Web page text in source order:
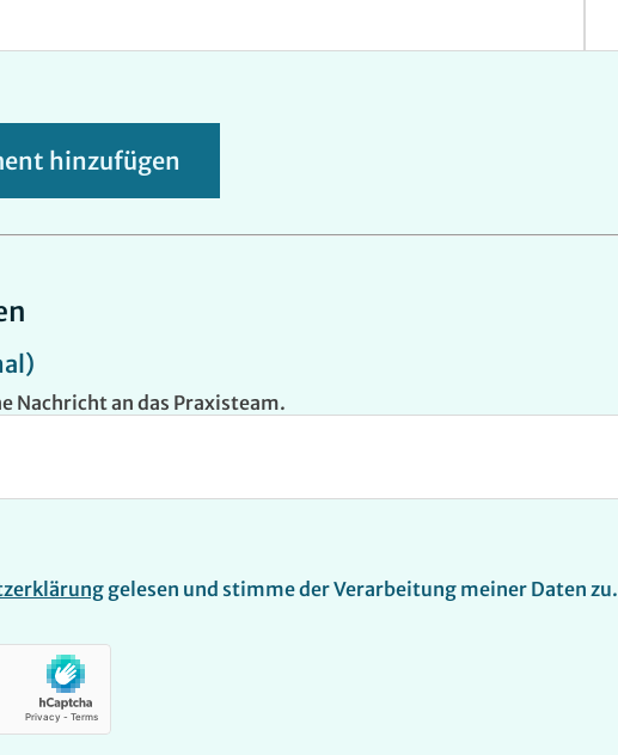
hinzufügen
Nachricht an das Praxisteam.
gelesen und stimme der Verarbeitung meiner Daten zu.